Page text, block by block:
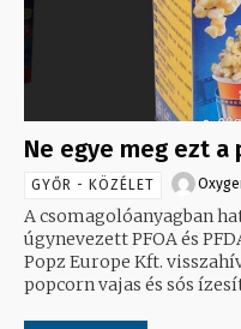
Ne egye meg ezt a
GYŐR - KÖZÉLET
A csomagolóanyagban
úgynevezett PFOA és
Popz Europe Kft.
popcorn vajas és sós